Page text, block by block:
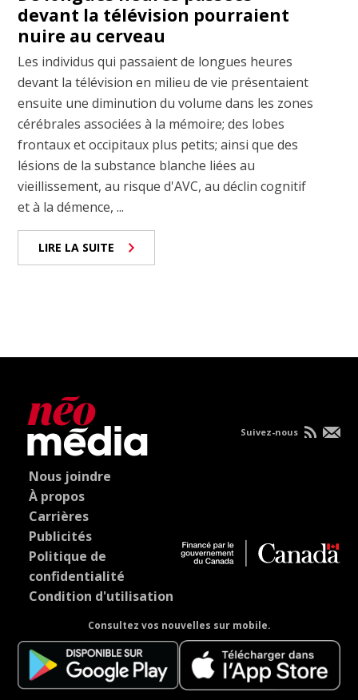
devant la télévision pourraient
nuire au cerveau
Les individus qui passaient de longues heures
devant la télévision en milieu de vie présentaient
ensuite une diminution du volume dans les zones
cérébrales associées à la mémoire; des lobes
frontaux et occipitaux plus petits; ainsi que des
lésions de la substance blanche liées au
vieillissement, au risque d'AVC, au déclin cognitif
et à la démence, ...
LIRE LA SUITE
Nous joindre
À propos
Carrières
Publicités
Politique de
confidentialité
Condition d'utilisation
Consultez vos nouvelles sur mobile.
Suivez-nous